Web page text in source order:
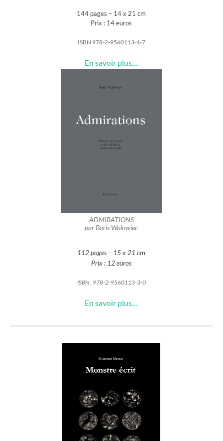
144 pages – 14 x 21 cm
Prix : 14 euros
ISBN 978-2-9560113-4-7
En savoir plus…
ADMIRATIONS
par Boris Wolowiec
112 pages – 15 x 21 cm
Prix : 12 euros
ISBN : 978-2-9560113-3-0
En savoir plus…